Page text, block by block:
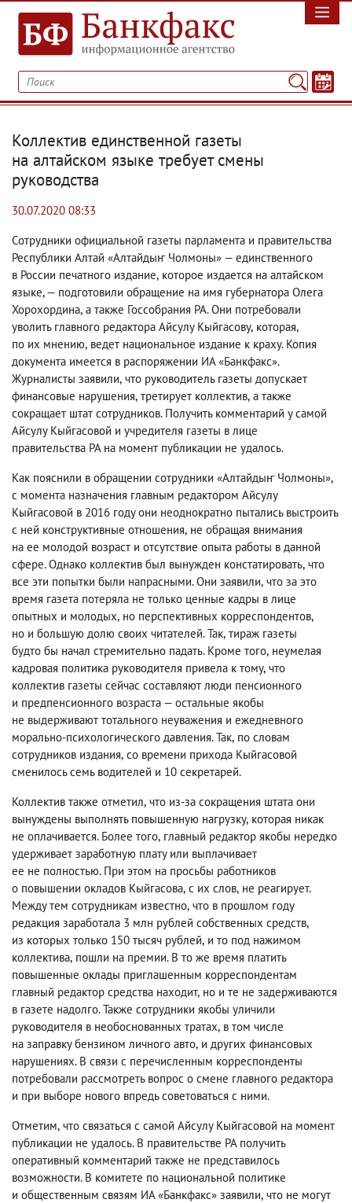
Коллектив единственной газеты
на алтайском языке требует смены
руководства
30.07.2020 08:33
Сотрудники официальной газеты парламента и правительства
Республики Алтай «Алтайдыҥ Чолмоны» — единственного
в России печатного издание, которое издается на алтайском
языке, — подготовили обращение на имя губернатора Олега
Хорохордина, а также Госсобрания РА. Они потребовали
уволить главного редактора Айсулу Кыйгасову, которая,
по их мнению, ведет национальное издание к краху. Копия
документа имеется в распоряжении ИА «Банкфакс».
Журналисты заявили, что руководитель газеты допускает
финансовые нарушения, третирует коллектив, а также
сокращает штат сотрудников. Получить комментарий у самой
Айсулу Кыйгасовой и учредителя газеты в лице
правительства РА на момент публикации не удалось.
Как пояснили в обращении сотрудники «Алтайдыҥ Чолмоны»,
с момента назначения главным редактором Айсулу
Кыйгасовой в 2016 году они неоднократно пытались выстроить
с ней конструктивные отношения, не обращая внимания
на ее молодой возраст и отсутствие опыта работы в данной
сфере. Однако коллектив был вынужден констатировать, что
все эти попытки были напрасными. Они заявили, что за это
время газета потеряла не только ценные кадры в лице
опытных и молодых, но перспективных корреспондентов,
но и большую долю своих читателей. Так, тираж газеты
будто бы начал стремительно падать. Кроме того, неумелая
кадровая политика руководителя привела к тому, что
коллектив газеты сейчас составляют люди пенсионного
и предпенсионного возраста — остальные якобы
не выдерживают тотального неуважения и ежедневного
морально-психологического давления. Так, по словам
сотрудников издания, со времени прихода Кыйгасовой
сменилось семь водителей и 10 секретарей.
Коллектив также отметил, что из-за сокращения штата они
вынуждены выполнять повышенную нагрузку, которая никак
не оплачивается. Более того, главный редактор якобы нередко
удерживает заработную плату или выплачивает
ее не полностью. При этом на просьбы работников
о повышении окладов Кыйгасова, с их слов, не реагирует.
Между тем сотрудникам известно, что в прошлом году
редакция заработала 3 млн рублей собственных средств,
из которых только 150 тысяч рублей, и то под нажимом
коллектива, пошли на премии. В то же время платить
повышенные оклады приглашенным корреспондентам
главный редактор средства находит, но и те не задерживаются
в газете надолго. Также сотрудники якобы уличили
руководителя в необоснованных тратах, в том числе
на заправку бензином личного авто, и других финансовых
нарушениях. В связи с перечисленным корреспонденты
потребовали рассмотреть вопрос о смене главного редактора
и при выборе нового впредь советоваться с ними.
Отметим, что связаться с самой Айсулу Кыйгасовой на момент
публикации не удалось. В правительстве РА получить
оперативный комментарий также не представилось
возможности. В комитете по национальной политике
и общественным связям ИА «Банкфакс» заявили, что не могут